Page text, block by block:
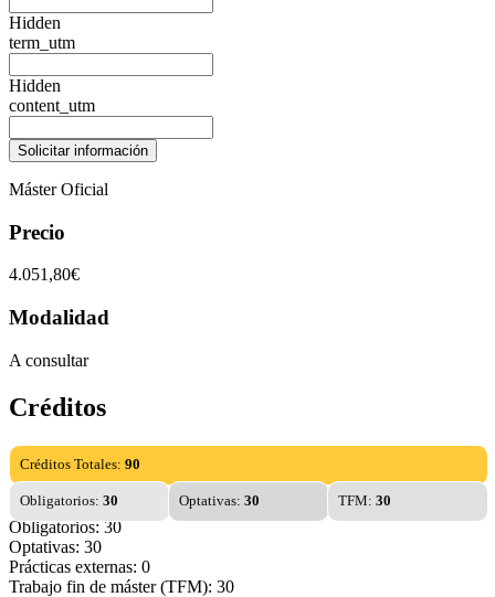
Hidden
term_utm
Hidden
content_utm
Máster Oficial
Precio
4.051,80€
Modalidad
A consultar
Créditos
Créditos Totales: 90
Obligatorios: 30 Optativas: 30 TFM: 30
Obligatorios: 30
Optativas: 30
Prácticas externas: 0
Trabajo fin de máster (TFM): 30